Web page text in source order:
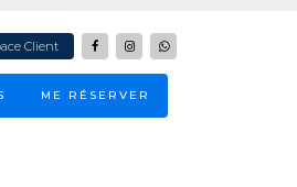
Client
ME RÉSERVER